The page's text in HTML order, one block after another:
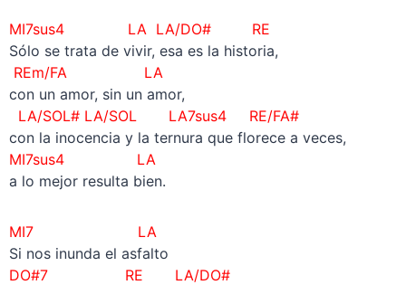
MI7sus4 LA LA/DO# RE
Sólo se trata de vivir, esa es la historia,
REm/FA LA
con un amor, sin un amor,
LA/SOL# LA/SOL LA7sus4 RE/FA#
con la inocencia y la ternura que florece a veces,
MI7sus4 LA
a lo mejor resulta bien.
MI7 LA
Si nos inunda el asfalto
DO#7 RE LA/DO#